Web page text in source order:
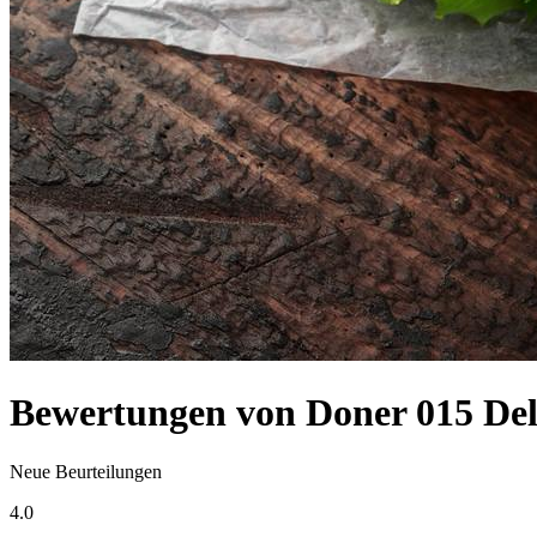
Bewertungen von Doner 015
Neue Beurteilungen
4.0